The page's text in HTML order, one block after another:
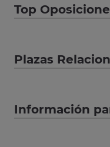
Top
Plazas
Información